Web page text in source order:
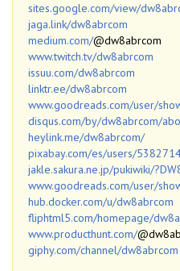
sites.google.com/view/
jaga.link/dw8abrcom
medium.com/@dw8abrcom
www.twitch.tv/dw8abrcom
issuu.com/dw8abrcom
linktr.ee/dw8abrcom
www.goodreads.com/user/
disqus.com/by/dw8abrcom/
heylink.me/dw8abrcom/
pixabay.com/es/users/
jakle.sakura.ne.jp/pukiwiki/
www.goodreads.com/user/
hub.docker.com/u/dw8abrcom
fliphtml5.com/homepage/
www.producthunt.com/
giphy.com/channel/dw8abrcom